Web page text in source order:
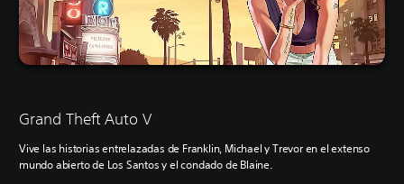
Grand Theft Auto V
Vive las historias entrelazadas de Franklin, Michael y Trevor en el extenso
mundo abierto de Los Santos y el condado de Blaine.